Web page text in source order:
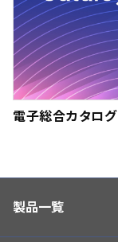
電子総合カタログ
製品一覧